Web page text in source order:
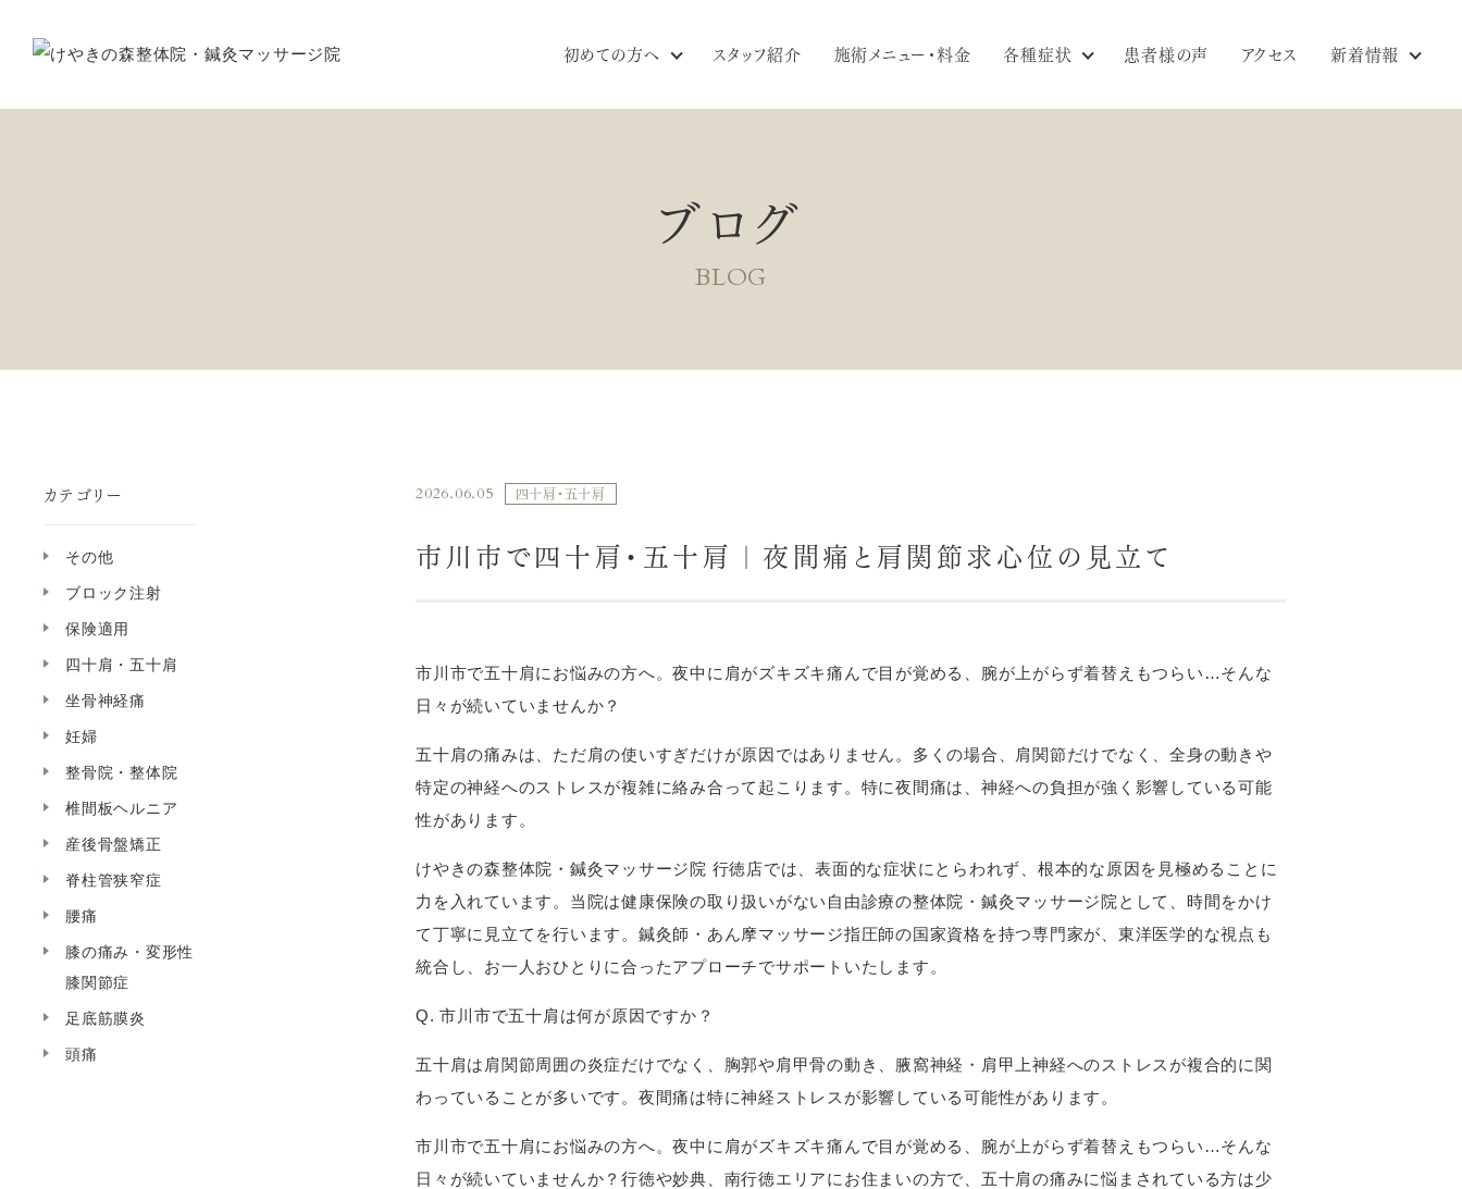
初めての方へ スタッフ紹介 施術メニュー・料金 各種症状 患者様の声 アクセス 新着情報
ブログ
BLOG
カテゴリー
その他
ブロック注射
保険適用
四十肩・五十肩
坐骨神経痛
妊婦
整骨院・整体院
椎間板ヘルニア
産後骨盤矯正
脊柱管狭窄症
腰痛
膝の痛み・変形性
膝関節症
足底筋膜炎
頭痛
2026.06.05 四十肩・五十肩
市川市で四十肩・五十肩｜夜間痛と肩関節求心位の見立て
市川市で五十肩にお悩みの方へ。夜中に肩がズキズキ痛んで目が覚める、腕が上がらず着替えもつらい…そんな
日々が続いていませんか？
五十肩の痛みは、ただ肩の使いすぎだけが原因ではありません。多くの場合、肩関節だけでなく、全身の動きや
特定の神経へのストレスが複雑に絡み合って起こります。特に夜間痛は、神経への負担が強く影響している可能
性があります。
けやきの森整体院・鍼灸マッサージ院 行徳店では、表面的な症状にとらわれず、根本的な原因を見極めることに
力を入れています。当院は健康保険の取り扱いがない自由診療の整体院・鍼灸マッサージ院として、時間をかけ
て丁寧に見立てを行います。鍼灸師・あん摩マッサージ指圧師の国家資格を持つ専門家が、東洋医学的な視点も
統合し、お一人おひとりに合ったアプローチでサポートいたします。
Q. 市川市で五十肩は何が原因ですか？
五十肩は肩関節周囲の炎症だけでなく、胸郭や肩甲骨の動き、腋窩神経・肩甲上神経へのストレスが複合的に関
わっていることが多いです。夜間痛は特に神経ストレスが影響している可能性があります。
市川市で五十肩にお悩みの方へ。夜中に肩がズキズキ痛んで目が覚める、腕が上がらず着替えもつらい…そんな
日々が続いていませんか？行徳や妙典、南行徳エリアにお住まいの方で、五十肩の痛みに悩まされている方は少